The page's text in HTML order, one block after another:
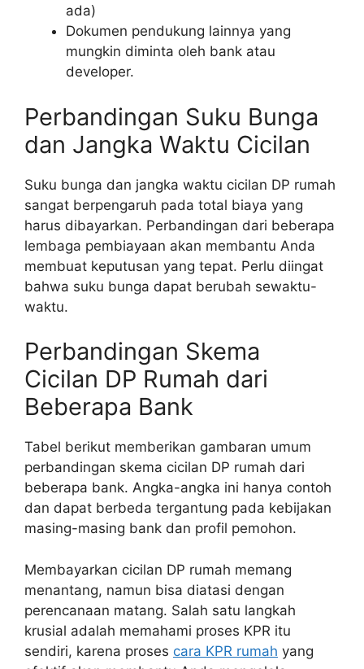
ada)
Dokumen pendukung lainnya yang
mungkin diminta oleh bank atau
developer.
Perbandingan Suku Bunga
dan Jangka Waktu Cicilan
Suku bunga dan jangka waktu cicilan DP rumah
sangat berpengaruh pada total biaya yang
harus dibayarkan. Perbandingan dari beberapa
lembaga pembiayaan akan membantu Anda
membuat keputusan yang tepat. Perlu diingat
bahwa suku bunga dapat berubah sewaktu-
waktu.
Perbandingan Skema
Cicilan DP Rumah dari
Beberapa Bank
Tabel berikut memberikan gambaran umum
perbandingan skema cicilan DP rumah dari
beberapa bank. Angka-angka ini hanya contoh
dan dapat berbeda tergantung pada kebijakan
masing-masing bank dan profil pemohon.
Membayarkan cicilan DP rumah memang
menantang, namun bisa diatasi dengan
perencanaan matang. Salah satu langkah
krusial adalah memahami proses KPR itu
sendiri, karena proses cara KPR rumah yang